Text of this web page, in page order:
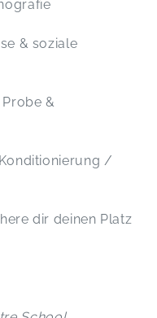
& soziale
&
/
dir deinen Platz